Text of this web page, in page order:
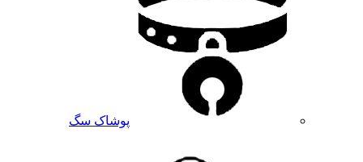
پوشاک سگ